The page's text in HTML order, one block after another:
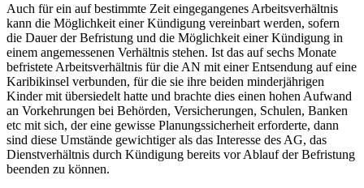
Auch für ein auf bestimmte Zeit eingegangenes Arbeitsverhältnis
kann die Möglichkeit einer Kündigung vereinbart werden, sofern
die Dauer der Befristung und die Möglichkeit einer Kündigung in
einem angemessenen Verhältnis stehen. Ist das auf sechs Monate
befristete Arbeitsverhältnis für die AN mit einer Entsendung auf eine
Karibikinsel verbunden, für die sie ihre beiden minderjährigen
Kinder mit übersiedelt hatte und brachte dies einen hohen Aufwand
an Vorkehrungen bei Behörden, Versicherungen, Schulen, Banken
etc mit sich, der eine gewisse Planungssicherheit erforderte, dann
sind diese Umstände gewichtiger als das Interesse des AG, das
Dienstverhältnis durch Kündigung bereits vor Ablauf der Befristung
beenden zu können.